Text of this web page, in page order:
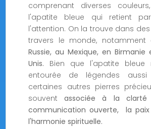
comprenant diverses
l'apatite bleue qui retient
l'attention. On la trouve dans
travers le monde,
Russie, au Mexique, en
Unis. Bien que l'apatite
entourée de légendes
certaines autres pierres
souvent associée à la clarté
communication ouverte, la
l'harmonie spirituelle.